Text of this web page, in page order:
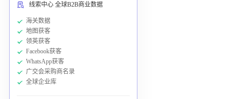
线索中心 全球B2B商业数据
海关数据
地图获客
领英获客
Facebook获客
WhatsApp获客
广交会采购商名录
全球企业库